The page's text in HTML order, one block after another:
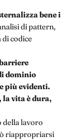
bene i
di pattern,
codice
dominio
più evidenti.
la vita è dura,
della lavoro
riappropriarsi